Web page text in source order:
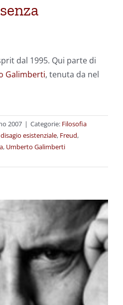
dal 1995. Qui parte di
Galimberti, tenuta da nel
2007 | Categorie: Filosofia
disagio esistenziale, Freud,
, Umberto Galimberti